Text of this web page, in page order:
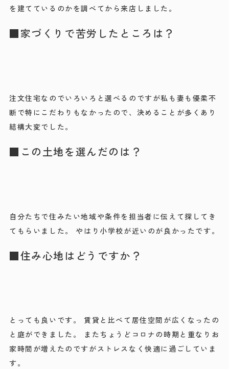
を建てているのかを調べてから来店しました。
■家づくりで苦労したところは？
注文住宅なのでいろいろと選べるのですが私も妻も優柔不
断で特にこだわりもなかったので、決めることが多くあり
結構大変でした。
■この土地を選んだのは？
自分たちで住みたい地域や条件を担当者に伝えて探してき
てもらいました。 やはり小学校が近いのが良かったです。
■住み心地はどうですか？
とっても良いです。 賃貸と比べて居住空間が広くなったの
と庭ができました。 またちょうどコロナの時期と重なりお
家時間が増えたのですがストレスなく快適に過ごしていま
す。